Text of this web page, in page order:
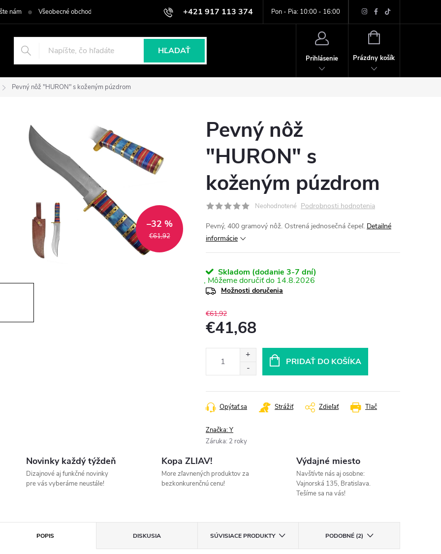
+421 917 113 374 Pon - Pia: 10:00 - 16:00
nám Všeobecné obchodné podmienky Podmienky ochrany osobných údajov
HĽADAŤ
Prihlásenie
NÁKUPNÝ
Prázdny košík
Pevný nôž "HURON" s koženým púzdrom
€61,92
–32 %
Pevný nôž
"HURON" s
koženým púzdrom
Neohodnotené Podrobnosti hodnotenia
Pevný, 400 gramový nôž. Ostrená jednosečná čepeľ. Detailné
informácie
Skladom (dodanie 3-7 dní)
14.8.2026
Možnosti doručenia
€61,92
€41,68
PRIDAŤ DO KOŠÍKA
Tlač
Opýtať sa Strážiť Zdieľať
Značka:Y
Záruka: 2 roky
Novinky každý týždeň
Dizajnové aj funkčné novinky
pre vás vyberáme neustále!
Kopa ZLIAV!
More zľavnených produktov za
bezkonkurenčnú cenu!
Výdajné miesto
Navštívte nás aj osobne:
Vajnorská 135, Bratislava.
Tešíme sa na vás!
POPIS DISKUSIA SÚVISIACE PRODUKTY PODOBNÉ (2)